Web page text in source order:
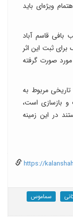
ویژه‌ای باید
بافی قاسم آباد
جهانی است، افزود: ۱۰ ملاک برای ثبت این اثر
صورت گرفته
از بناهای تاریخی مربوط به
و بازسازی است،
در این زمینه
https://
سماموس